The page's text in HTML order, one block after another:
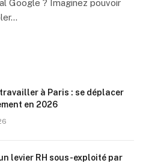
Google ? Imaginez pouvoir
à Paris : se déplacer
en 2026
un levier RH sous-exploité par